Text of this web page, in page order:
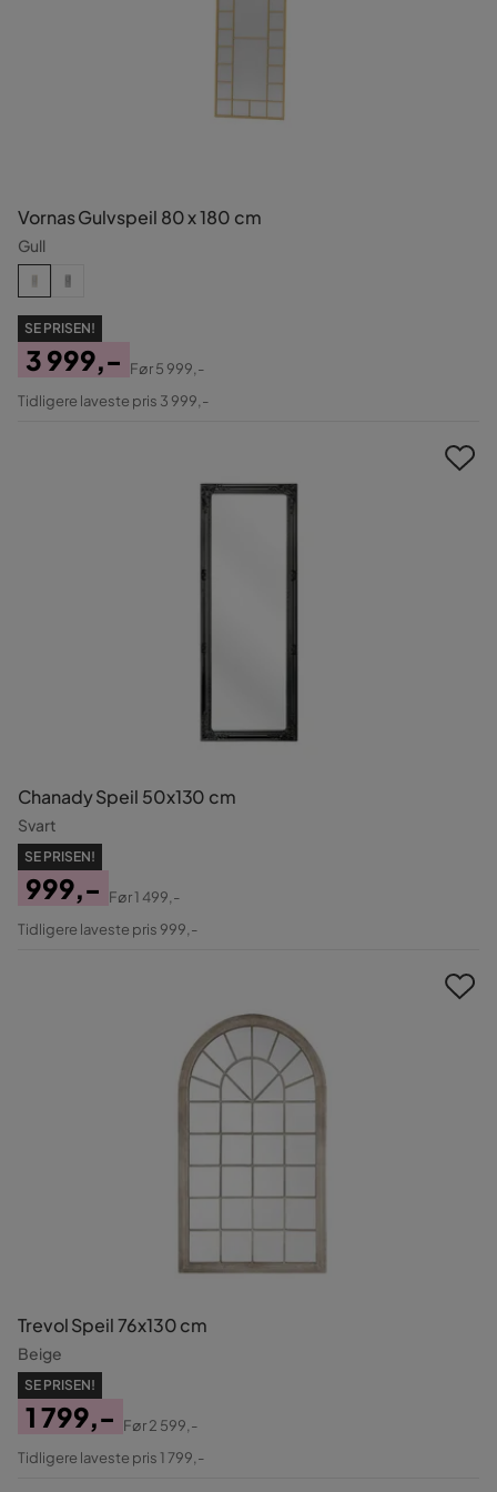
Vornas Gulvspeil 80 x 180 cm
Gull
SE PRISEN!
Pris
3 999,-
Original
Før5 999,-
Tidligere laveste pris 3 999,-
Chanady Speil 50x130 cm
Svart
SE PRISEN!
Pris
999,-
Original
Før1 499,-
Tidligere laveste pris 999,-
Trevol Speil 76x130 cm
Beige
SE PRISEN!
Pris
1 799,-
Original
Før2 599,-
Tidligere laveste pris 1 799,-